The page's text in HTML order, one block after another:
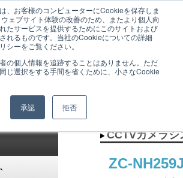
、お客様のコンピューターにCookieを保存しま
ェブサイト体験の改善のため、またより個人向
たサービスを提供するためにこのサイトおよび
れるものです。当社のCookieについての詳細
シーをご覧ください。
の個人情報を追跡することはありません。ただ
じ選択をする手間を省くために、小さなCookie
承認 拒否
をはじめとした、ネットワーク時代のトータルセキュリテ
カーブランドです。
メラシステム CCTVカメラ
CCTVカメラ
ZC-